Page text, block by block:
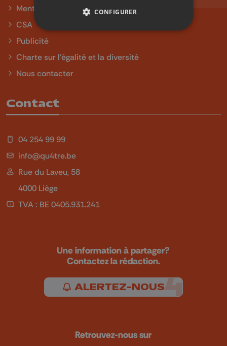
Mentions légales
CSA
Publicité
Charte sur l'égalité et la diversité
Nous contacter
Contact
04 254 99 99
info@qu4tre.be
Rue du Laveu, 58
4000 Liège
TVA : BE 0405.931.241
Une information à partager?
Contactez la rédaction.
ALERTEZ-NOUS
Retrouvez-nous sur
CONFIGURER